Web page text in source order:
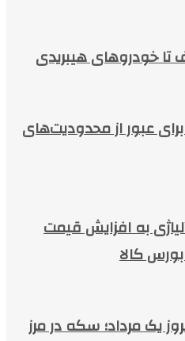
خودروهای هیبریدی
عبور از محدودیت‌های
به افزایش قیمت
کالا
یک مرداد؛ سکه در مرز